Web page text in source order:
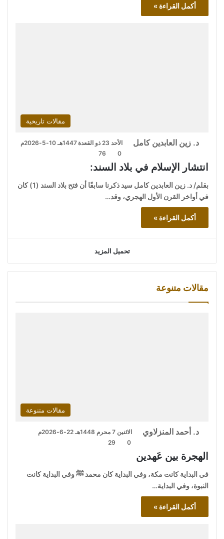
أكمل القراءة »
مقالات تاريخية
د. زين العابدين كامل
الأحد 23 ذو القعدة 1447هـ 10-5-2026م
0
76
انتشار الإسلام في بلاد السند:
بقلم/ د. زين العابدين كامل سيد ذكرنا سابقًا أن فتح بلاد السند (1) كان
في أواخر القرن الأول الهجري، وقد…
أكمل القراءة »
تحميل المزيد
مقالات متنوعة
مقالات متنوعة
د. أحمد المنزلاوي
الاثنين 7 محرم 1448هـ 22-6-2026م
0
29
الهجرة بين عَهدين
في البداية كانت مكة، وفي البداية كان محمد ﷺ وفي البداية كانت
النبوة، وفي البداية…
أكمل القراءة »